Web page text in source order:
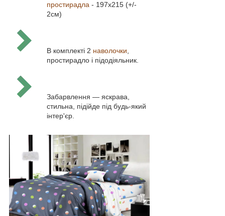
простирадла - 197х215 (+/-
2см)
В комплекті 2 наволочки
простирадло і підодіяльник.
Забарвлення — яскрава,
стильна, підійде під будь-який
інтер'єр.